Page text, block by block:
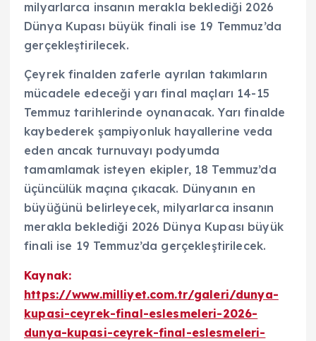
milyarlarca insanın merakla beklediği 2026
Dünya Kupası büyük finali ise 19 Temmuz’da
gerçekleştirilecek.
Çeyrek finalden zaferle ayrılan takımların
mücadele edeceği yarı final maçları 14-15
Temmuz tarihlerinde oynanacak. Yarı finalde
kaybederek şampiyonluk hayallerine veda
eden ancak turnuvayı podyumda
tamamlamak isteyen ekipler, 18 Temmuz’da
üçüncülük maçına çıkacak. Dünyanın en
büyüğünü belirleyecek, milyarlarca insanın
merakla beklediği 2026 Dünya Kupası büyük
finali ise 19 Temmuz’da gerçekleştirilecek.
Kaynak:
https://www.milliyet.com.tr/galeri/dunya-
kupasi-ceyrek-final-eslesmeleri-2026-
dunya-kupasi-ceyrek-final-eslesmeleri-